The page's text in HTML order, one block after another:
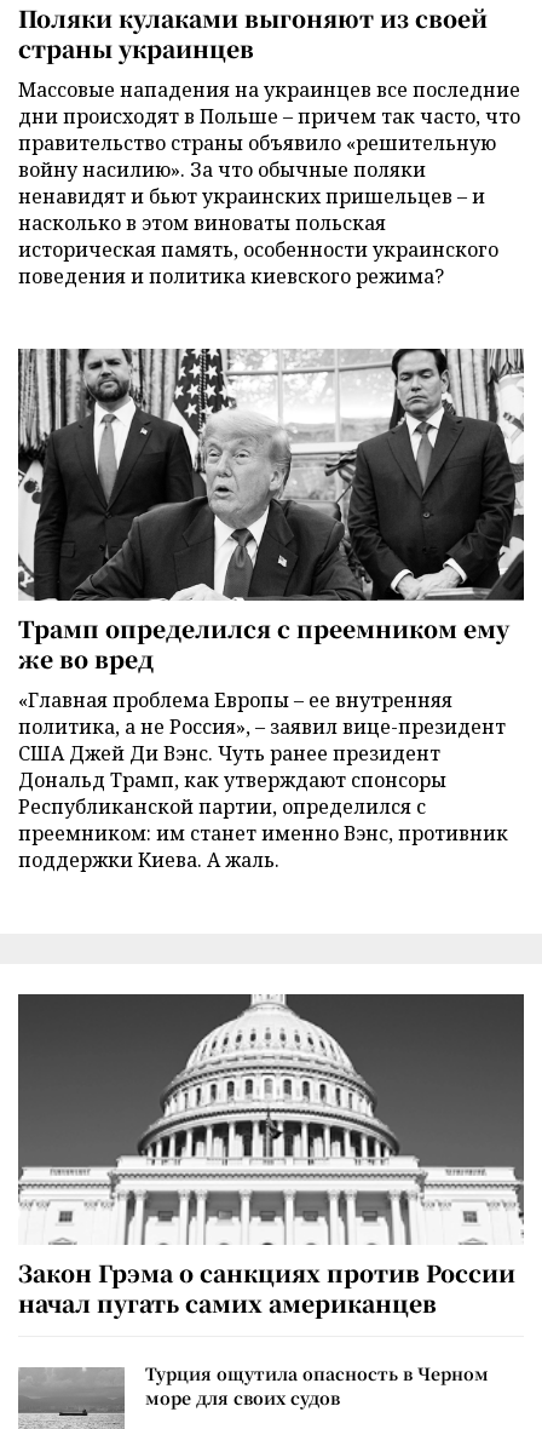
Поляки кулаками выгоняют из своей
страны украинцев
Массовые нападения на украинцев все последние
дни происходят в Польше – причем так часто, что
правительство страны объявило «решительную
войну насилию». За что обычные поляки
ненавидят и бьют украинских пришельцев – и
насколько в этом виноваты польская
историческая память, особенности украинского
поведения и политика киевского режима?
Трамп определился с преемником ему
же во вред
«Главная проблема Европы – ее внутренняя
политика, а не Россия», – заявил вице-президент
США Джей Ди Вэнс. Чуть ранее президент
Дональд Трамп, как утверждают спонсоры
Республиканской партии, определился с
преемником: им станет именно Вэнс, противник
поддержки Киева. А жаль.
Закон Грэма о санкциях против России
начал пугать самих американцев
Турция ощутила опасность в Черном
море для своих судов